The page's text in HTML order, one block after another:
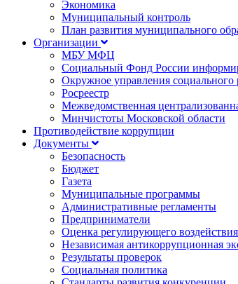
Экономика
Муниципальный контроль
План развития муниципального
Организации
МБУ МФЦ
Социальный Фонд России
Окружное управления
Росреестр
Межведомственная
Минчистоты Московской области
Противодействие коррупции
Документы
Безопасность
Бюджет
Газета
Муниципальные программы
Административные регламенты
Предприниматели
Оценка регулирующего воздействия
Независимая антикоррупционная
Результаты проверок
Социальная политика